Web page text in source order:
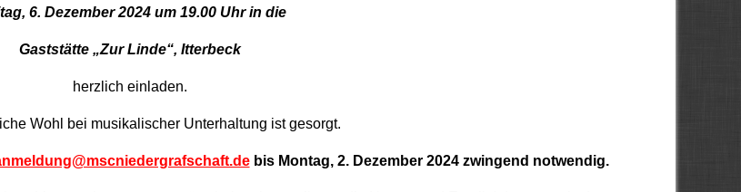
6. Dezember 2024 um 19.00 Uhr in die
Gaststätte „Zur Linde“, Itterbeck
herzlich einladen.
Wohl bei musikalischer Unterhaltung ist gesorgt.
bis Montag, 2. Dezember 2024 zwingend notwendig.